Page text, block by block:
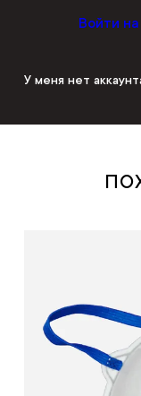
Войти
У меня нет